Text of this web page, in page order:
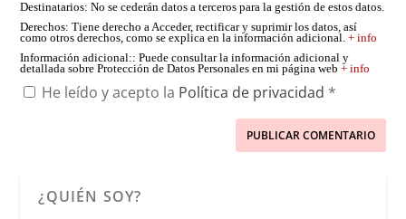
Destinatarios: No se cederán datos a terceros para la gestión de estos datos.
Derechos: Tiene derecho a Acceder, rectificar y suprimir los datos, así
como otros derechos, como se explica en la información adicional.+ info
Información adicional:: Puede consultar la información adicional y
detallada sobre Protección de Datos Personales en mi página web+ info
He leído y acepto la Política de privacidad *
¿QUIÉN SOY?